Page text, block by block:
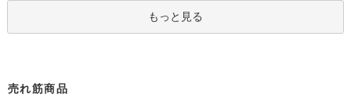
ハイクオリティ◇で仕立てた新作登場！『ニッポンの技×アフリカ
の色』
5/14： アフリカンピアス
もっと見る
売れ筋商品